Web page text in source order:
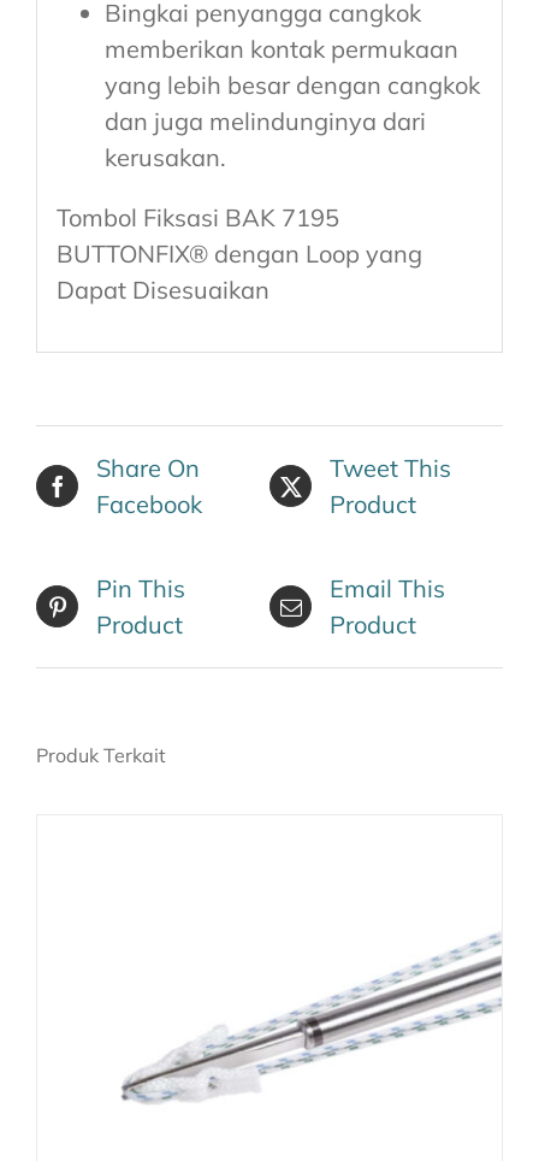
Bingkai penyangga cangkok
memberikan kontak permukaan
yang lebih besar dengan cangkok
dan juga melindunginya dari
kerusakan.
Tombol Fiksasi BAK 7195
BUTTONFIX® dengan Loop yang
Dapat Disesuaikan
Share On
Facebook
Tweet This
Product
Pin This
Product
Email This
Product
Produk Terkait